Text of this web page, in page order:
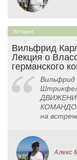
История
Вильфрид
Лекция о
германского
Вильфрид
на
Алекс